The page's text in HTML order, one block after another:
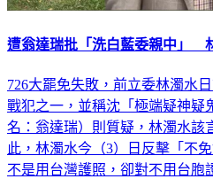
遭翁達瑞批「洗白藍委親中」
726大罷免失敗，前立委林濁水
戰犯之一，並稱沈「極端疑神疑
名：翁達瑞）則質疑，林濁水該
此，林濁水今（3）日反擊「不
不是用台灣護照，卻對不用台胞